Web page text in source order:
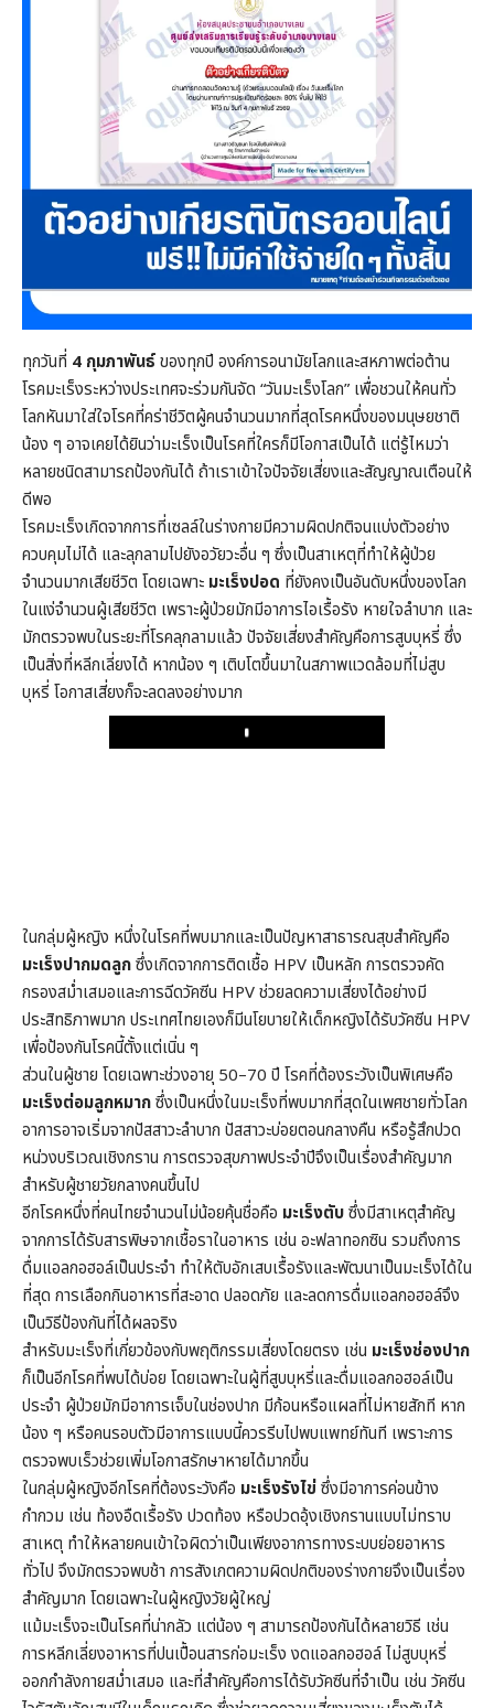
ทุกวันที่ 4 กุมภาพันธ์ของทุกปี องค์การอนามัยโลกและสหภาพต่อต้าน
โรคมะเร็งระหว่างประเทศจะร่วมกันจัด “วันมะเร็งโลก” เพื่อชวนให้คนทั่ว
โลกหันมาใส่ใจโรคที่คร่าชีวิตผู้คนจำนวนมากที่สุดโรคหนึ่งของมนุษยชาติ
น้อง ๆ อาจเคยได้ยินว่ามะเร็งเป็นโรคที่ใครก็มีโอกาสเป็นได้ แต่รู้ไหมว่า
หลายชนิดสามารถป้องกันได้ ถ้าเราเข้าใจปัจจัยเสี่ยงและสัญญาณเตือนให้
ดีพอ
โรคมะเร็งเกิดจากการที่เซลล์ในร่างกายมีความผิดปกติจนแบ่งตัวอย่าง
ควบคุมไม่ได้ และลุกลามไปยังอวัยวะอื่น ๆ ซึ่งเป็นสาเหตุที่ทำให้ผู้ป่วย
จำนวนมากเสียชีวิต โดยเฉพาะ มะเร็งปอด ที่ยังคงเป็นอันดับหนึ่งของโลก
ในแง่จำนวนผู้เสียชีวิต เพราะผู้ป่วยมักมีอาการไอเรื้อรัง หายใจลำบาก และ
มักตรวจพบในระยะที่โรคลุกลามแล้ว ปัจจัยเสี่ยงสำคัญคือการสูบบุหรี่ ซึ่ง
เป็นสิ่งที่หลีกเลี่ยงได้ หากน้อง ๆ เติบโตขึ้นมาในสภาพแวดล้อมที่ไม่สูบ
บุหรี่ โอกาสเสี่ยงก็จะลดลงอย่างมาก
Play
ในกลุ่มผู้หญิง หนึ่งในโรคที่พบมากและเป็นปัญหาสาธารณสุขสำคัญคือ
มะเร็งปากมดลูกซึ่งเกิดจากการติดเชื้อ HPV เป็นหลัก การตรวจคัด
กรองสม่ำเสมอและการฉีดวัคซีน HPV ช่วยลดความเสี่ยงได้อย่างมี
ประสิทธิภาพมาก ประเทศไทยเองก็มีนโยบายให้เด็กหญิงได้รับวัคซีน HPV
เพื่อป้องกันโรคนี้ตั้งแต่เนิ่น ๆ
ส่วนในผู้ชาย โดยเฉพาะช่วงอายุ 50–70 ปี โรคที่ต้องระวังเป็นพิเศษคือ
มะเร็งต่อมลูกหมากซึ่งเป็นหนึ่งในมะเร็งที่พบมากที่สุดในเพศชายทั่วโลก
อาการอาจเริ่มจากปัสสาวะลำบาก ปัสสาวะบ่อยตอนกลางคืน หรือรู้สึกปวด
หน่วงบริเวณเชิงกราน การตรวจสุขภาพประจำปีจึงเป็นเรื่องสำคัญมาก
สำหรับผู้ชายวัยกลางคนขึ้นไป
อีกโรคหนึ่งที่คนไทยจำนวนไม่น้อยคุ้นชื่อคือ มะเร็งตับซึ่งมีสาเหตุสำคัญ
จากการได้รับสารพิษจากเชื้อราในอาหาร เช่น อะฟลาทอกซิน รวมถึงการ
ดื่มแอลกอฮอล์เป็นประจำ ทำให้ตับอักเสบเรื้อรังและพัฒนาเป็นมะเร็งได้ใน
ที่สุด การเลือกกินอาหารที่สะอาด ปลอดภัย และลดการดื่มแอลกอฮอล์จึง
เป็นวิธีป้องกันที่ได้ผลจริง
สำหรับมะเร็งที่เกี่ยวข้องกับพฤติกรรมเสี่ยงโดยตรง เช่น มะเร็งช่องปาก
ก็เป็นอีกโรคที่พบได้บ่อย โดยเฉพาะในผู้ที่สูบบุหรี่และดื่มแอลกอฮอล์เป็น
ประจำ ผู้ป่วยมักมีอาการเจ็บในช่องปาก มีก้อนหรือแผลที่ไม่หายสักที หาก
น้อง ๆ หรือคนรอบตัวมีอาการแบบนี้ควรรีบไปพบแพทย์ทันที เพราะการ
ตรวจพบเร็วช่วยเพิ่มโอกาสรักษาหายได้มากขึ้น
ในกลุ่มผู้หญิงอีกโรคที่ต้องระวังคือ มะเร็งรังไข่ซึ่งมีอาการค่อนข้าง
กำกวม เช่น ท้องอืดเรื้อรัง ปวดท้อง หรือปวดอุ้งเชิงกรานแบบไม่ทราบ
สาเหตุ ทำให้หลายคนเข้าใจผิดว่าเป็นเพียงอาการทางระบบย่อยอาหาร
ทั่วไป จึงมักตรวจพบช้า การสังเกตความผิดปกติของร่างกายจึงเป็นเรื่อง
สำคัญมาก โดยเฉพาะในผู้หญิงวัยผู้ใหญ่
แม้มะเร็งจะเป็นโรคที่น่ากลัว แต่น้อง ๆ สามารถป้องกันได้หลายวิธี เช่น
การหลีกเลี่ยงอาหารที่ปนเปื้อนสารก่อมะเร็ง งดแอลกอฮอล์ ไม่สูบบุหรี่
ออกกำลังกายสม่ำเสมอ และที่สำคัญคือการได้รับวัคซีนที่จำเป็น เช่น วัคซีน